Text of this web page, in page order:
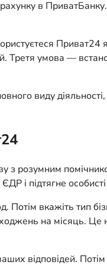
в
Третя умова —
виду
і підтягне особисті
Потім вкажіть тип
на місяць. Це
відповідей.